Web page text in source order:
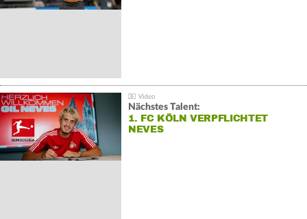
Nächstes Talent:
1. FC KÖLN VERPFLICHTET
NEVES